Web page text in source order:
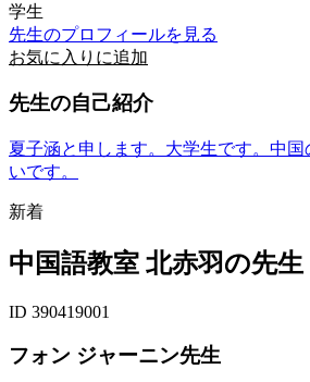
学生
先生のプロフィールを見る
お気に入りに追加
先生の自己紹介
夏子涵と申します。大学生です。中
いです。
新着
中国語教室 北赤羽の先生
ID 390419001
フォン ジャーニン先生